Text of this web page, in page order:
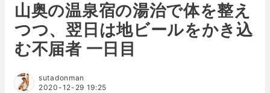
山奥の温泉宿の湯治で体を整え
つつ、翌日は地ビールをかき込
む不届者 一日目
sutadonman
2020-12-29 19:25